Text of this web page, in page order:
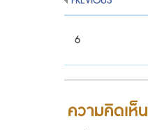
6
ความคิดเห็น